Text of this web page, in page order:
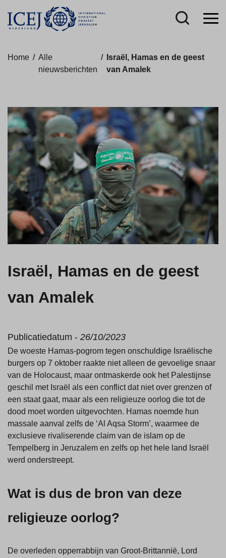
Home / Alle
nieuwsberichten
/
Israël, Hamas en de geest
van Amalek
Israël, Hamas en de geest
van Amalek
Publicatiedatum - 26/10/2023
De woeste Hamas-pogrom tegen onschuldige Israëlische
burgers op 7 oktober raakte niet alleen de gevoelige snaar
van de Holocaust, maar ontmaskerde ook het Palestijnse
geschil met Israël als een conflict dat niet over grenzen of
een staat gaat, maar als een religieuze oorlog die tot de
dood moet worden uitgevochten. Hamas noemde hun
massale aanval zelfs de ‘Al Aqsa Storm’, waarmee de
exclusieve rivaliserende claim van de islam op de
Tempelberg in Jeruzalem en zelfs op het hele land Israël
werd onderstreept.
Wat is dus de bron van deze
religieuze oorlog?
De overleden opperrabbijn van Groot-Brittannië, Lord